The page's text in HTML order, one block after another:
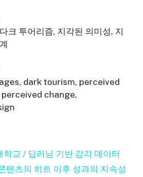
크 투어리즘, 지각된 의미성, 지
dark tourism, perceived
change,
학교 / 딥러닝 기반 감각 데이터
텐츠의 히트 이후 성과의 지속성